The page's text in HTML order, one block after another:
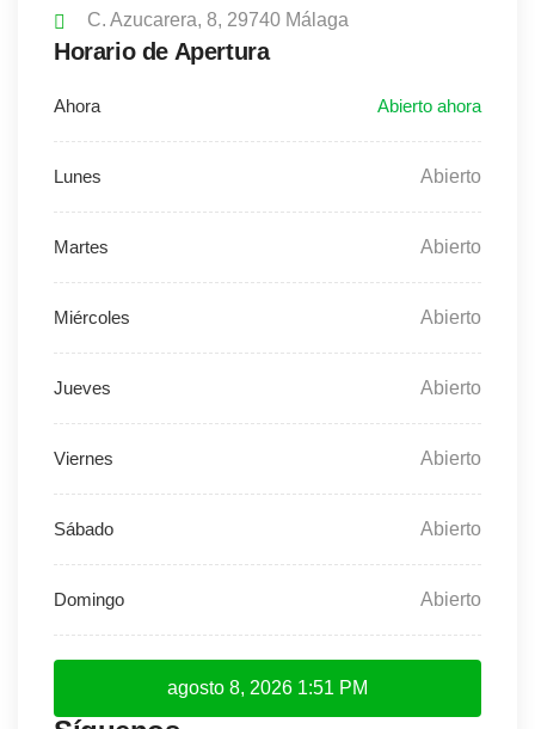
C. Azucarera, 8, 29740 Málaga
Horario de Apertura
Abierto
Abierto
Abierto
Abierto
Abierto
Abierto
Abierto
agosto 8, 2026 1:51 PM